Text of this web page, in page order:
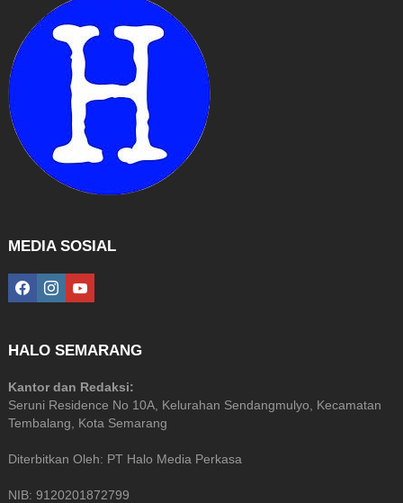
MEDIA SOSIAL
facebookinstagramyoutube
HALO SEMARANG
Kantor dan Redaksi:
Seruni Residence No 10A, Kelurahan Sendangmulyo, Kecamatan
Tembalang, Kota Semarang
Diterbitkan Oleh: PT Halo Media Perkasa
NIB: 9120201872799